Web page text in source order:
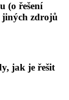
(o řešení
jiných zdrojů
jak je řešit